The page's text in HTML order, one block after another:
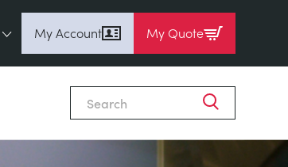
My Account My Quote